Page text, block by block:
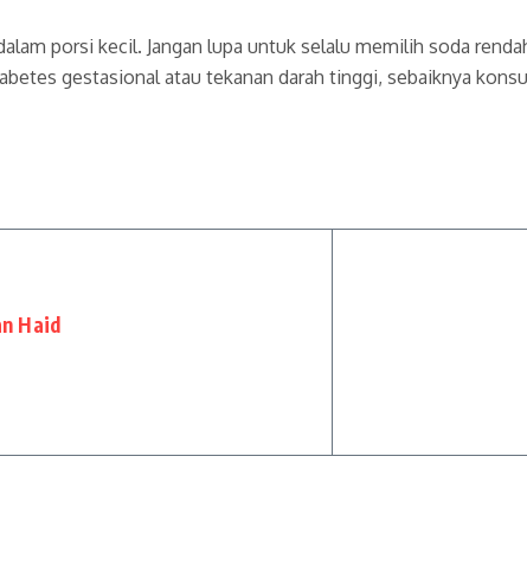
porsi kecil. Jangan lupa untuk selalu memilih soda
gestasional atau tekanan darah tinggi, sebaiknya
Haid